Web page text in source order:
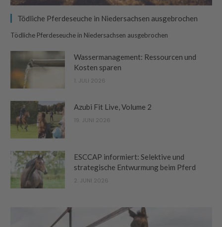
Tödliche Pferdeseuche in Niedersachsen ausgebrochen
Tödliche Pferdeseuche in Niedersachsen ausgebrochen
Wassermanagement: Ressourcen und
Kosten sparen
1. JULI 2026
Azubi Fit Live, Volume 2
19. JUNI 2026
ESCCAP informiert: Selektive und
strategische Entwurmung beim Pferd
2. JUNI 2026